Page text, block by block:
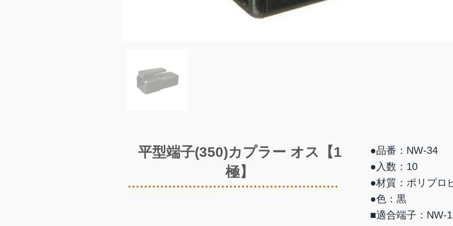
平型端子(350)カプラー オス【1
極】
●品番：NW-34
●入数：10
●材質：ポリプロ
●色：黒
■適合端子：NW-1